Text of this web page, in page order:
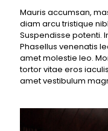
Mauris accumsan,
diam arcu tristique
Suspendisse potenti.
Phasellus venenatis
amet molestie leo.
tortor vitae eros
amet vestibulum